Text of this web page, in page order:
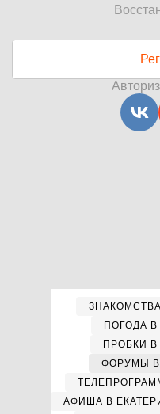
ПОГОДА
ПРОБКИ В
ФОРУМЫ В
АФИША В